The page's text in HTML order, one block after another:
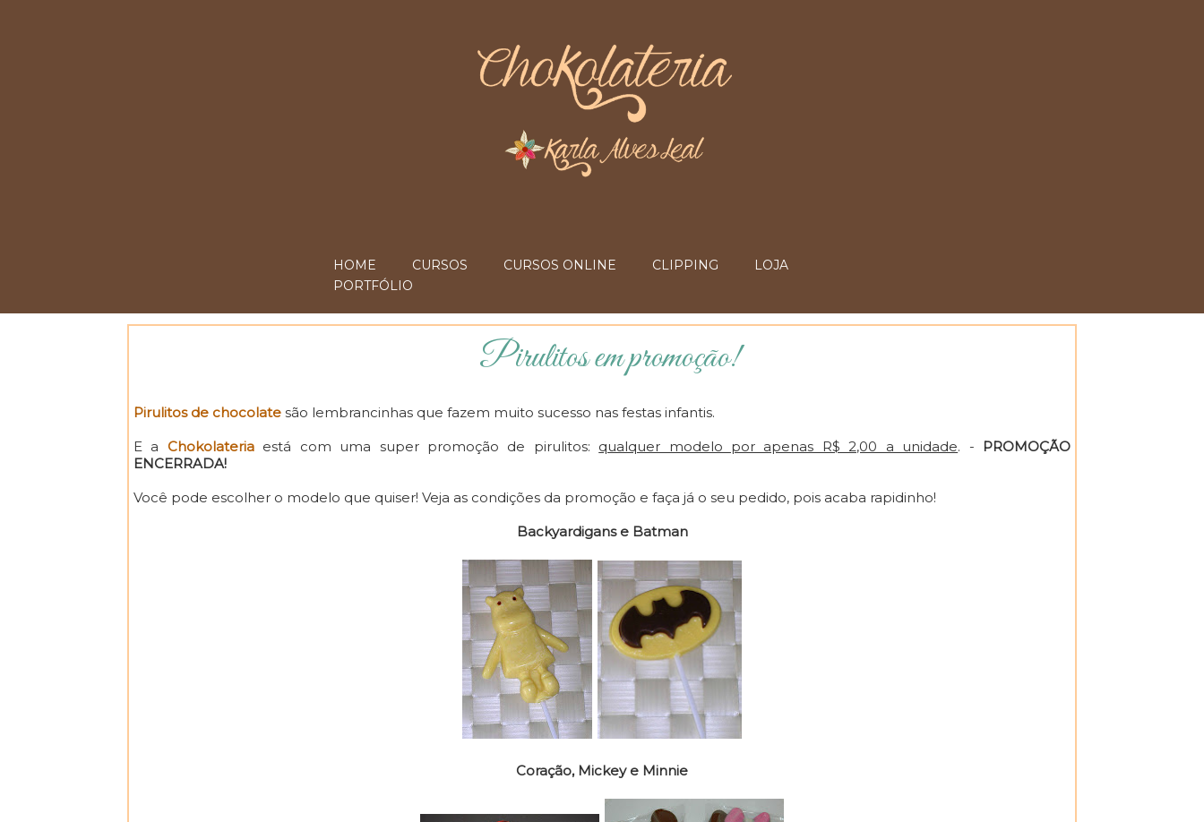
HOME CURSOS CURSOS ONLINE CLIPPING
LOJA
PORTFÓLIO
Pirulitos em promoção!
Pirulitos de chocolate são lembrancinhas que fazem muito sucesso nas festas infantis.
E a Chokolateriaestá com uma super promoção de pirulitos: qualquer modelo por apenas R$ 2,00 a unidade. - PROMOÇÃO
ENCERRADA!
Você pode escolher o modelo que quiser! Veja as condições da promoção e faça já o seu pedido, pois acaba rapidinho!
Backyardigans e Batman
Coração, Mickey e Minnie